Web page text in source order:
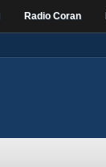
Radio Coran